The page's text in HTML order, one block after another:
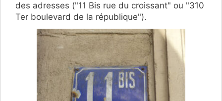
des adresses ("11 Bis rue du croissant" ou "310
Ter boulevard de la république").